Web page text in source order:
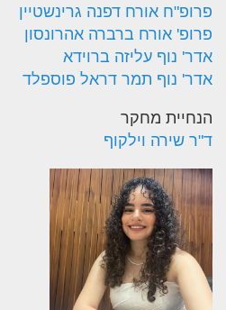
פרופ"ח אורח דפנה גרינשטיין
פרופ' אורח ברברה אהרונסון
אדר' נוף עליזה ברוידא
אדר' נוף תמר דראל פוספלד
הנחיית מחקר
ד"ר שירה וילקוף